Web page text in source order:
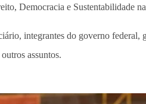
Democracia e Sustentabilidade
integrantes do governo federal,
assuntos.